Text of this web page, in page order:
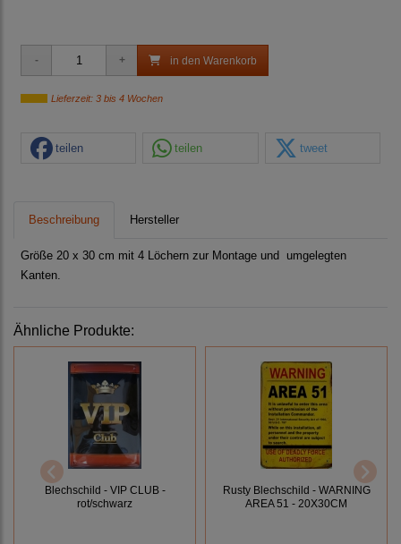
in den Warenkorb
Lieferzeit: 3 bis 4 Wochen
teilen teilen tweet
Beschreibung Hersteller
Größe 20 x 30 cm mit 4 Löchern zur Montage und umgelegten
Kanten.
Ähnliche Produkte:
Blechschild - VIP CLUB -
rot/schwarz
Rusty Blechschild - WARNING
AREA 51 - 20X30CM